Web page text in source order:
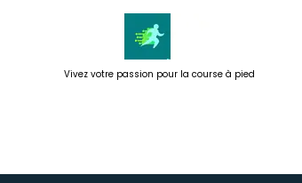
Vivez votre passion pour la course à pied